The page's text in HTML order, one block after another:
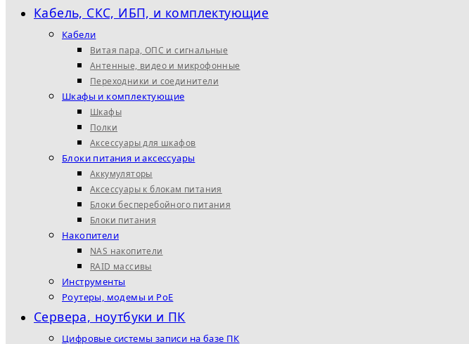
Кабель, СКС, ИБП, и комплектующие
Кабели
Витая пара, ОПС и сигнальные
Антенные, видео и микрофонные
Переходники и соединители
Шкафы и комплектующие
Шкафы
Полки
Аксессуары для шкафов
Блоки питания и аксессуары
Аккумуляторы
Аксессуары к блокам питания
Блоки бесперебойного питания
Блоки питания
Накопители
NAS накопители
RAID массивы
Инструменты
Роутеры, модемы и PoE
Сервера, ноутбуки и ПК
Цифровые системы записи на базе ПК